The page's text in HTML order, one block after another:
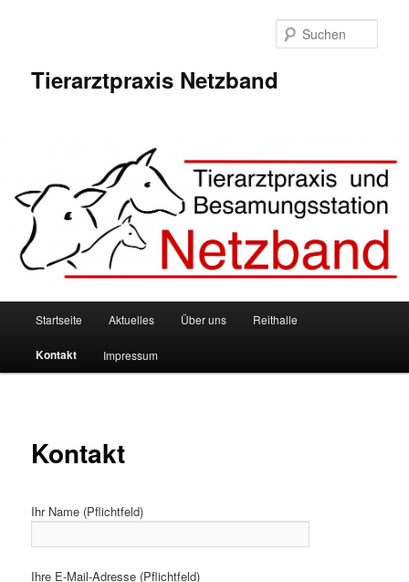
Tierarztpraxis Netzband
Startseite Aktuelles Über uns Reithalle
Kontakt Impressum
Kontakt
Ihr Name (Pflichtfeld)
Ihre E-Mail-Adresse (Pflichtfeld)